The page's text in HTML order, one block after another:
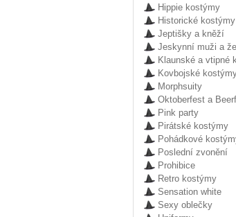
Hippie kostýmy
Historické kostýmy
Jeptišky a kněží
Jeskynní muži a
Klaunské a vtipné
Kovbojské
Morphsuity
Oktoberfest a
Pink party
Pirátské kostýmy
Pohádkové
Poslední zvonění
Prohibice
Retro kostýmy
Sensation white
Sexy oblečky